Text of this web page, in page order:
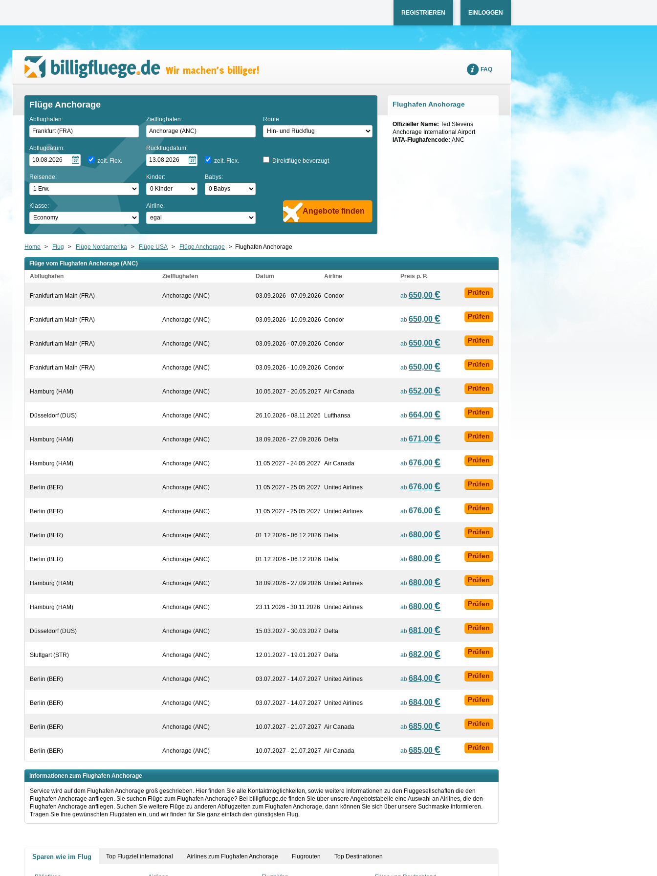
REGISTRIEREN EINLOGGEN
FAQ
Flüge Anchorage
Abflughafen: Zielflughafen: Route
Abflugdatum:
zeit. Flex.
Rückflugdatum:
zeit. Flex.
Direktflüge bevorzugt
Reisende: Kinder: Babys:
Klasse: Airline:
Angebote finden
Flughafen Anchorage
Offizieller Name: Ted Stevens
Anchorage International Airport
IATA-Flughafencode: ANC
Home > Flug > Flüge Nordamerika > Flüge USA > Flüge Anchorage > Flughafen Anchorage
Flüge vom Flughafen Anchorage (ANC)
Abflughafen
Zielflughafen Datum Airline Preis p. P.
Frankfurt am Main (FRA) Anchorage (ANC) 03.09.2026 - 07.09.2026 Condor ab 650,00 € Prüfen
Frankfurt am Main (FRA) Anchorage (ANC) 03.09.2026 - 10.09.2026 Condor ab 650,00 € Prüfen
Frankfurt am Main (FRA) Anchorage (ANC) 03.09.2026 - 07.09.2026 Condor ab 650,00 € Prüfen
Frankfurt am Main (FRA) Anchorage (ANC) 03.09.2026 - 10.09.2026 Condor ab 650,00 € Prüfen
Hamburg (HAM) Anchorage (ANC) 10.05.2027 - 20.05.2027 Air Canada ab 652,00 € Prüfen
Düsseldorf (DUS) Anchorage (ANC) 26.10.2026 - 08.11.2026 Lufthansa ab 664,00 € Prüfen
Hamburg (HAM) Anchorage (ANC) 18.09.2026 - 27.09.2026 Delta ab 671,00 € Prüfen
Hamburg (HAM) Anchorage (ANC) 11.05.2027 - 24.05.2027 Air Canada ab 676,00 € Prüfen
Berlin (BER) Anchorage (ANC) 11.05.2027 - 25.05.2027 United Airlines ab 676,00 € Prüfen
Berlin (BER) Anchorage (ANC) 11.05.2027 - 25.05.2027 United Airlines ab 676,00 € Prüfen
Berlin (BER) Anchorage (ANC) 01.12.2026 - 06.12.2026 Delta ab 680,00 € Prüfen
Berlin (BER) Anchorage (ANC) 01.12.2026 - 06.12.2026 Delta ab 680,00 € Prüfen
Hamburg (HAM) Anchorage (ANC) 18.09.2026 - 27.09.2026 United Airlines ab 680,00 € Prüfen
Hamburg (HAM) Anchorage (ANC) 23.11.2026 - 30.11.2026 United Airlines ab 680,00 € Prüfen
Düsseldorf (DUS) Anchorage (ANC) 15.03.2027 - 30.03.2027 Delta ab 681,00 € Prüfen
Stuttgart (STR) Anchorage (ANC) 12.01.2027 - 19.01.2027 Delta ab 682,00 € Prüfen
Berlin (BER) Anchorage (ANC) 03.07.2027 - 14.07.2027 United Airlines ab 684,00 € Prüfen
Berlin (BER) Anchorage (ANC) 03.07.2027 - 14.07.2027 United Airlines ab 684,00 € Prüfen
Berlin (BER) Anchorage (ANC) 10.07.2027 - 21.07.2027 Air Canada ab 685,00 € Prüfen
Berlin (BER) Anchorage (ANC) 10.07.2027 - 21.07.2027 Air Canada ab 685,00 € Prüfen
Informationen zum Flughafen Anchorage
Service wird auf dem Flughafen Anchorage groß geschrieben. Hier finden Sie alle Kontaktmöglichkeiten, sowie weitere Informationen zu den Fluggesellschaften die den
Flughafen Anchorage anfliegen. Sie suchen Flüge zum Flughafen Anchorage? Bei billigfluege.de finden Sie über unsere Angebotstabelle eine Auswahl an Airlines, die den
Flughafen Anchorage anfliegen. Suchen Sie weitere Flüge zu anderen Abflugzeiten zum Flughafen Anchorage, dann können Sie sich über unsere Suchmaske informieren.
Tragen Sie Ihre gewünschten Flugdaten ein, und wir finden für Sie ganz einfach den günstigsten Flug.
Sparen wie im Flug Top Flugziel international Airlines zum Flughafen Anchorage Flugrouten Top Destinationen